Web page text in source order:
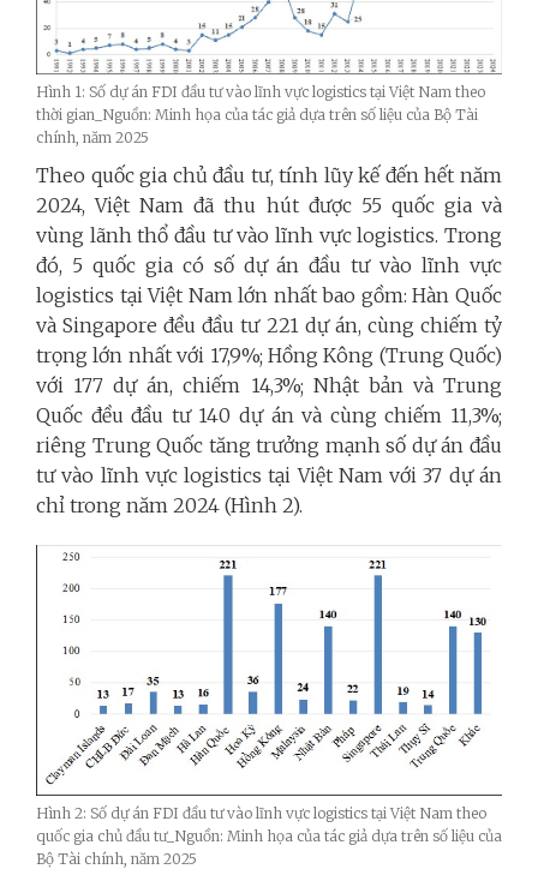
Hình 1: Số dự án FDI đầu tư vào lĩnh vực logistics tại Việt Nam theo
thời gian_Nguồn: Minh họa của tác giả dựa trên số liệu của Bộ Tài
chính, năm 2025
Theo quốc gia chủ đầu tư, tính lũy kế đến hết năm
2024, Việt Nam đã thu hút được 55 quốc gia và
vùng lãnh thổ đầu tư vào lĩnh vực logistics. Trong
đó, 5 quốc gia có số dự án đầu tư vào lĩnh vực
logistics tại Việt Nam lớn nhất bao gồm: Hàn Quốc
và Singapore đều đầu tư 221 dự án, cùng chiếm tỷ
trọng lớn nhất với 17,9%; Hồng Kông (Trung Quốc)
với 177 dự án, chiếm 14,3%; Nhật bản và Trung
Quốc đều đầu tư 140 dự án và cùng chiếm 11,3%;
riêng Trung Quốc tăng trưởng mạnh số dự án đầu
tư vào lĩnh vực logistics tại Việt Nam với 37 dự án
chỉ trong năm 2024 (Hình 2).
Hình 2: Số dự án FDI đầu tư vào lĩnh vực logistics tại Việt Nam theo
quốc gia chủ đầu tư_Nguồn: Minh họa của tác giả dựa trên số liệu của
Bộ Tài chính, năm 2025